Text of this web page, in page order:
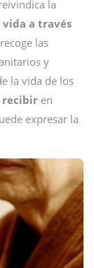
la
a través
las
y
la vida de los
recibir en
expresar la